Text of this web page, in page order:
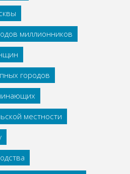
миллионников
городов
местности